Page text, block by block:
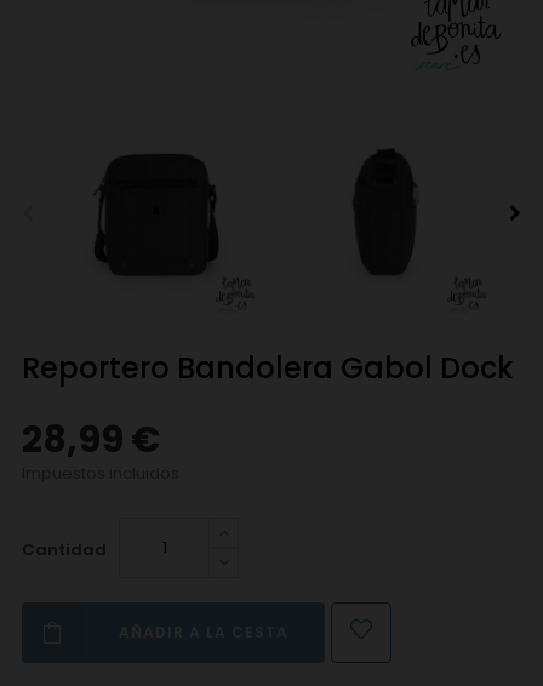
Reportero Bandolera Gabol Dock
28,99 €
Cantidad